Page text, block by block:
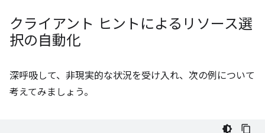
クライアント ヒントによるリソース選
択の自動化
深呼吸して、非現実的な状況を受け入れ、次の例について
考えてみましょう。